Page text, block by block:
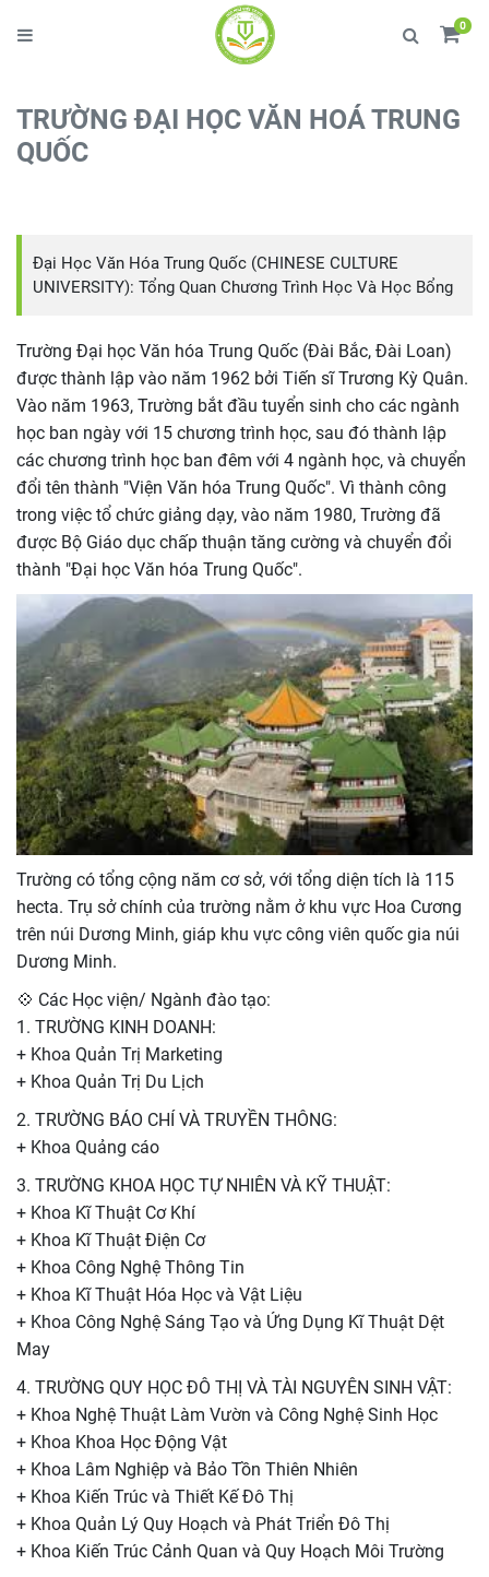
0
TRƯỜNG ĐẠI HỌC VĂN HOÁ TRUNG
QUỐC
Đại Học Văn Hóa Trung Quốc (CHINESE CULTURE
UNIVERSITY): Tổng Quan Chương Trình Học Và Học Bổng
Trường Đại học Văn hóa Trung Quốc (Đài Bắc, Đài Loan)
được thành lập vào năm 1962 bởi Tiến sĩ Trương Kỳ Quân.
Vào năm 1963, Trường bắt đầu tuyển sinh cho các ngành
học ban ngày với 15 chương trình học, sau đó thành lập
các chương trình học ban đêm với 4 ngành học, và chuyển
đổi tên thành "Viện Văn hóa Trung Quốc". Vì thành công
trong việc tổ chức giảng dạy, vào năm 1980, Trường đã
được Bộ Giáo dục chấp thuận tăng cường và chuyển đổi
thành "Đại học Văn hóa Trung Quốc".
Trường có tổng cộng năm cơ sở, với tổng diện tích là 115
hecta. Trụ sở chính của trường nằm ở khu vực Hoa Cương
trên núi Dương Minh, giáp khu vực công viên quốc gia núi
Dương Minh.
💠 Các Học viện/ Ngành đào tạo:
1. TRƯỜNG KINH DOANH:
+ Khoa Quản Trị Marketing
+ Khoa Quản Trị Du Lịch
2. TRƯỜNG BÁO CHÍ VÀ TRUYỀN THÔNG:
+ Khoa Quảng cáo
3. TRƯỜNG KHOA HỌC TỰ NHIÊN VÀ KỸ THUẬT:
+ Khoa Kĩ Thuật Cơ Khí
+ Khoa Kĩ Thuật Điện Cơ
+ Khoa Công Nghệ Thông Tin
+ Khoa Kĩ Thuật Hóa Học và Vật Liệu
+ Khoa Công Nghệ Sáng Tạo và Ứng Dụng Kĩ Thuật Dệt
May
4. TRƯỜNG QUY HỌC ĐÔ THỊ VÀ TÀI NGUYÊN SINH VẬT:
+ Khoa Nghệ Thuật Làm Vườn và Công Nghệ Sinh Học
+ Khoa Khoa Học Động Vật
+ Khoa Lâm Nghiệp và Bảo Tồn Thiên Nhiên
+ Khoa Kiến Trúc và Thiết Kế Đô Thị
+ Khoa Quản Lý Quy Hoạch và Phát Triển Đô Thị
+ Khoa Kiến Trúc Cảnh Quan và Quy Hoạch Môi Trường